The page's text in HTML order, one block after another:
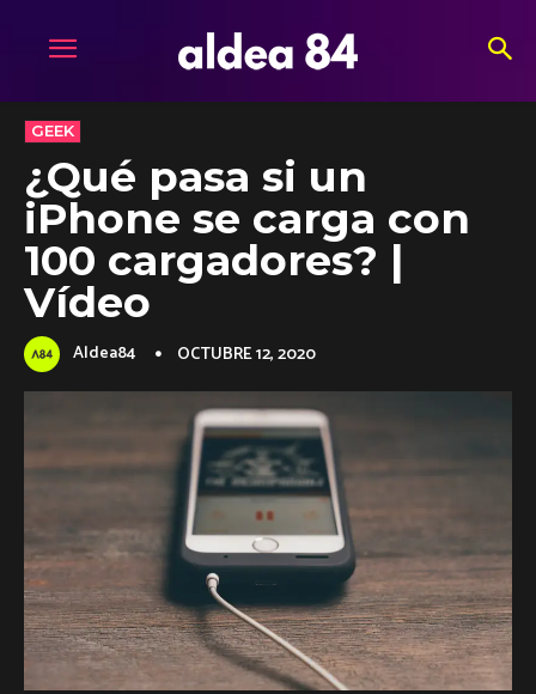
GEEK
¿Qué pasa si un
iPhone se carga con
100 cargadores? |
Vídeo
Aldea84 OCTUBRE 12, 2020